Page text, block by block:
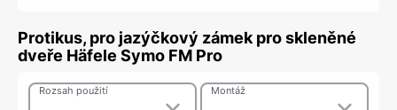
Protikus, pro jazýčkový zámek pro skleněné
dveře Häfele Symo FM Pro
Rozsah použití Montáž